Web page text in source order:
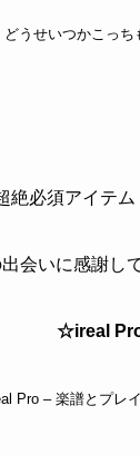
うせいつかこっ
絶必須アイテ
会いに感謝し
☆ireal
Pro – 楽譜とプレ